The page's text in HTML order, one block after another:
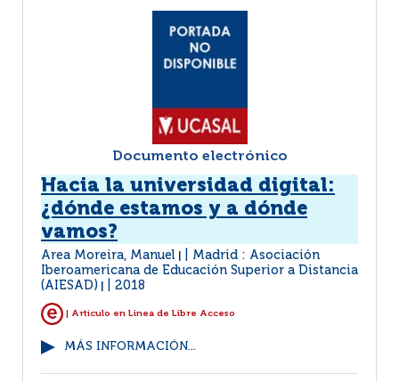
Documento electrónico
Hacia la universidad digital:
¿dónde estamos y a dónde
vamos?
Area Moreira, Manuel
Madrid : Asociación
Iberoamericana de Educación Superior a Distancia
(AIESAD)
2018
| Artículo en Linea de Libre Acceso
MÁS INFORMACIÓN...